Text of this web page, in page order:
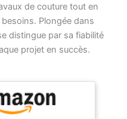
de couture tout en
Plongée dans
distingue par sa fiabilité
projet en succès.